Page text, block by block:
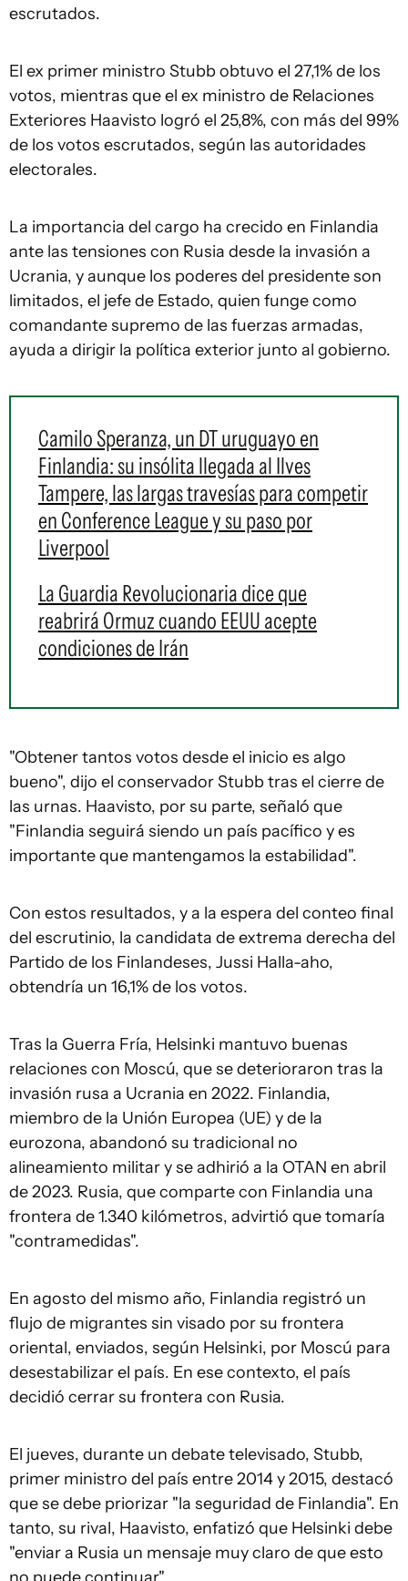
escrutados.
El ex primer ministro Stubb obtuvo el 27,1% de los
votos, mientras que el ex ministro de Relaciones
Exteriores Haavisto logró el 25,8%, con más del 99%
de los votos escrutados, según las autoridades
electorales.
La importancia del cargo ha crecido en Finlandia
ante las tensiones con Rusia desde la invasión a
Ucrania, y aunque los poderes del presidente son
limitados, el jefe de Estado, quien funge como
comandante supremo de las fuerzas armadas,
ayuda a dirigir la política exterior junto al gobierno.
Camilo Speranza, un DT uruguayo en
Finlandia: su insólita llegada al Ilves
Tampere, las largas travesías para competir
en Conference League y su paso por
Liverpool
La Guardia Revolucionaria dice que
reabrirá Ormuz cuando EEUU acepte
condiciones de Irán
"Obtener tantos votos desde el inicio es algo
bueno", dijo el conservador Stubb tras el cierre de
las urnas. Haavisto, por su parte, señaló que
"Finlandia seguirá siendo un país pacífico y es
importante que mantengamos la estabilidad".
Con estos resultados, y a la espera del conteo final
del escrutinio, la candidata de extrema derecha del
Partido de los Finlandeses, Jussi Halla-aho,
obtendría un 16,1% de los votos.
Tras la Guerra Fría, Helsinki mantuvo buenas
relaciones con Moscú, que se deterioraron tras la
invasión rusa a Ucrania en 2022. Finlandia,
miembro de la Unión Europea (UE) y de la
eurozona, abandonó su tradicional no
alineamiento militar y se adhirió a la OTAN en abril
de 2023. Rusia, que comparte con Finlandia una
frontera de 1.340 kilómetros, advirtió que tomaría
"contramedidas".
En agosto del mismo año, Finlandia registró un
flujo de migrantes sin visado por su frontera
oriental, enviados, según Helsinki, por Moscú para
desestabilizar el país. En ese contexto, el país
decidió cerrar su frontera con Rusia.
El jueves, durante un debate televisado, Stubb,
primer ministro del país entre 2014 y 2015, destacó
que se debe priorizar "la seguridad de Finlandia". En
tanto, su rival, Haavisto, enfatizó que Helsinki debe
"enviar a Rusia un mensaje muy claro de que esto